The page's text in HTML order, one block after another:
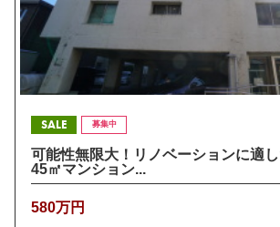
SALE 募集中
可能性無限大！リノベーションに適
45㎡マンション...
580万円